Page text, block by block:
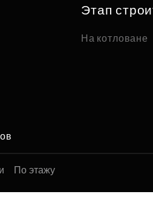
Этап
На котловане
По этажу